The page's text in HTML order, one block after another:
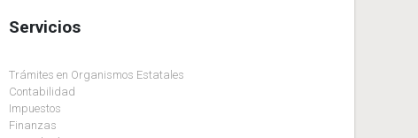
Servicios
Trámites en Organismos Estatales
Contabilidad
Impuestos
Finanzas